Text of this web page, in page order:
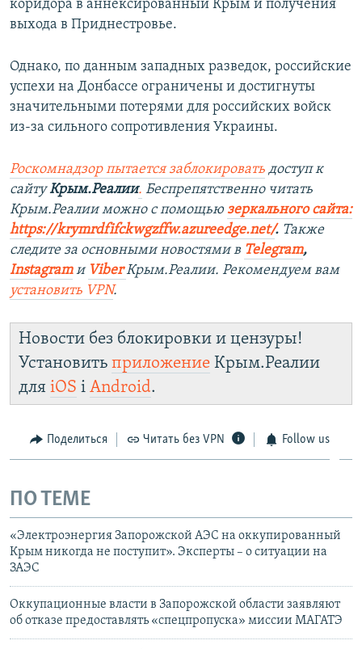
коридора в аннексированный Крым и получения
выхода в Приднестровье.
Однако, по данным западных разведок, российские
успехи на Донбассе ограничены и достигнуты
значительными потерями для российских войск
из-за сильного сопротивления Украины.
Роскомнадзор пытается заблокировать доступ к
сайтуКрым.Реалии. Беспрепятственно читать
Крым.Реалии можно с помощью зеркального сайта:
https://krymrdfifckwgzffw.azureedge.net/. ​ Также
следите за основными новостями в Telegram,
Instagram и ViberКрым.Реалии. Рекомендуем вам
установить VPN.
Новости без блокировки и цензуры!
Установить приложение Крым.Реалии
для iOS і Android.
Поделиться Читать без VPN Follow us
ПО ТЕМЕ
«Электроэнергия Запорожской АЭС на оккупированный
Крым никогда не поступит». Эксперты – о ситуации на
ЗАЭС
Оккупационные власти в Запорожской области заявляют
об отказе предоставлять «спецпропуска» миссии МАГАТЭ